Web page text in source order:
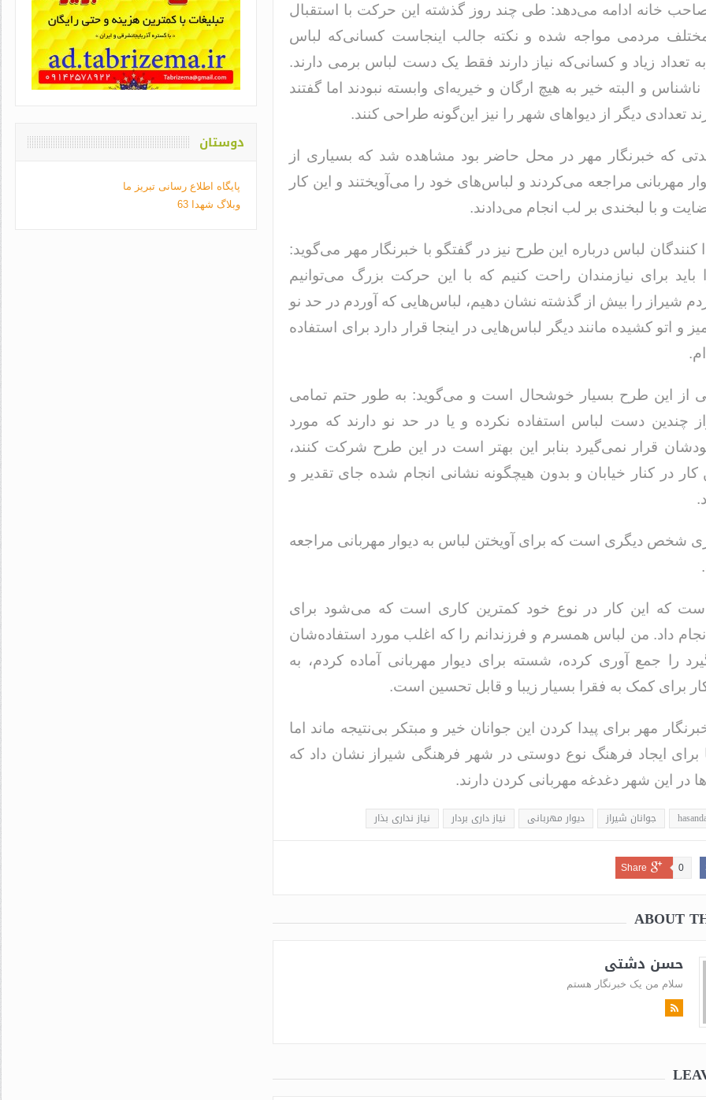
صاحب خانه ادامه می‌دهد: طی چند روز گذشته این حرکت با استقبال
مردمی مواجه شده و نکته جالب اینجاست کسانی‌که لباس
تعداد زیاد و کسانی‌که نیاز دارند فقط یک دست لباس برمی دارند.
نا‌شناس و البته خیر به هیچ ارگان و خیریه‌ای وابسته نبودند اما گفتند
تعدادی دیگر از دیواهای شهر را نیز این‌گونه طراحی کنند.
که خبرنگار مهر در محل حاضر بود مشاهده شد که بسیاری از
مهربانی مراجعه می‌کردند و لباس‌های خود را می‌آویختند و این کار
و با لبخندی بر لب انجام می‌دادند.
کنندگان لباس درباره این طرح نیز در گفتگو با خبرنگار مهر می‌گوید:
باید برای نیازمندان راحت کنیم که با این حرکت بزرگ می‌توانیم
شیراز را بیش از گذشته نشان دهیم، لباس‌هایی که آوردم در حد نو
و اتو کشیده مانند دیگر لباس‌هایی در اینجا قرار دارد برای استفاده
از این طرح بسیار خوشحال است و می‌گوید: به طور حتم تمامی
چندین دست لباس استفاده نکرده و یا در حد نو دارند که مورد
قرار نمی‌گیرد بنابر این بهتر است در این طرح شرکت کنند،
کار در کنار خیابان و بدون هیچگونه نشانی انجام شده جای تقدیر و
شخص دیگری است که برای آویختن لباس به دیوار مهربانی مراجعه
است که این کار در نوع خود کمترین کاری است که می‌شود برای
انجام داد. من لباس همسرم و فرزندانم را که اغلب مورد استفاده‌شان
را جمع آوری کرده، شسته برای دیوار مهربانی آماده کردم، به
برای کمک به فقرا بسیار زیبا و قابل تحسین است.
مهر برای پیدا کردن این جوانان خیر و مبتکر بی‌نتیجه ماند اما
برای ایجاد فرهنگ نوع دوستی در شهر فرهنگی شیراز نشان داد که
در این شهر دغدغه مهربانی کردن دارند.
جوانان شیراز دیوار مهربانی نیاز داری بردار نیاز نداری بذار
Share 0
ABOUT
حسن دشتی
سلام من یک خبرنگار هستم
دوستان
پایگاه اطلاع رسانی تبریز ما
وبلاگ شهدا 63